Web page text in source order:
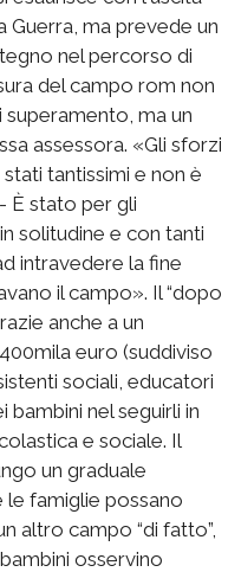
Guerra, ma prevede un
nel percorso di
del campo rom non
ma un
assessora. «Gli sforzi
tantissimi e non è
È stato per gli
solitudine e con tanti
intravedere la fine
il campo». Il “dopo
anche a un
euro (suddiviso
sociali, educatori
nel seguirli in
e sociale. Il
un graduale
famiglie possano
altro campo “di fatto”,
osservino